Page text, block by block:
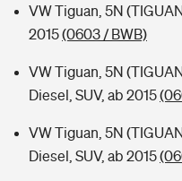
VW Tiguan, 5N
2015(0603 / BWB)
VW Tiguan, 5N
Diesel, SUV, ab 2015
VW Tiguan, 5N
Diesel, SUV, ab 2015